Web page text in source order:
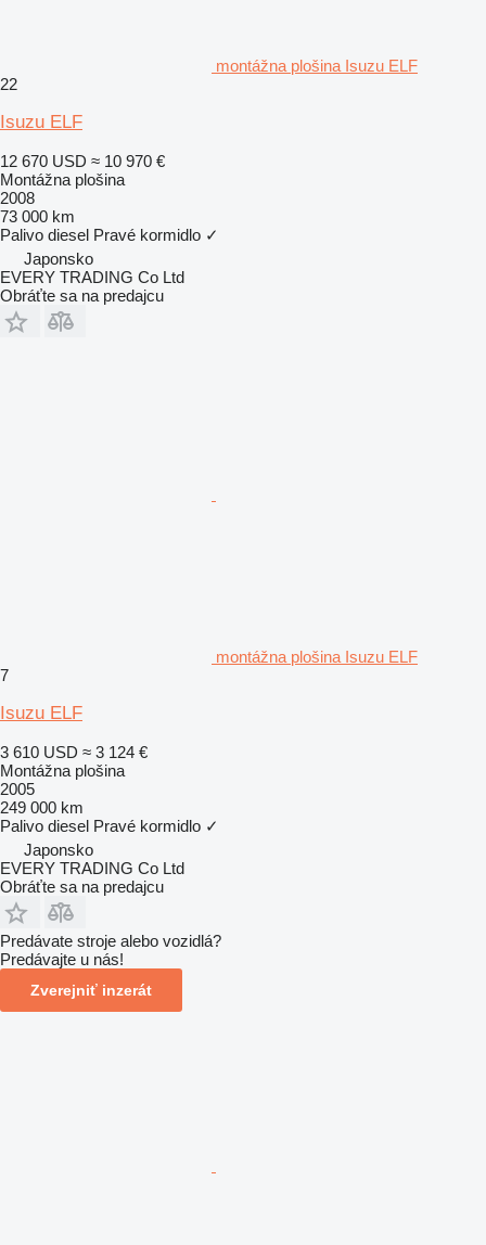
montážna plošina Isuzu ELF
22
Isuzu ELF
12 670 USD ≈ 10 970 €
Montážna plošina
2008
73 000 km
Palivo diesel Pravé kormidlo ✓
Japonsko
EVERY TRADING Co Ltd
Obráťte sa na predajcu
montážna plošina Isuzu ELF
7
Isuzu ELF
3 610 USD ≈ 3 124 €
Montážna plošina
2005
249 000 km
Palivo diesel Pravé kormidlo ✓
Japonsko
EVERY TRADING Co Ltd
Obráťte sa na predajcu
Predávate stroje alebo vozidlá?
Predávajte u nás!
Zverejniť inzerát